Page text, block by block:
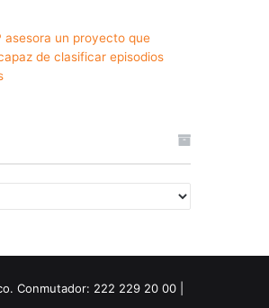
asesora un proyecto que
de clasificar episodios
Conmutador: 222 229 20 00 |